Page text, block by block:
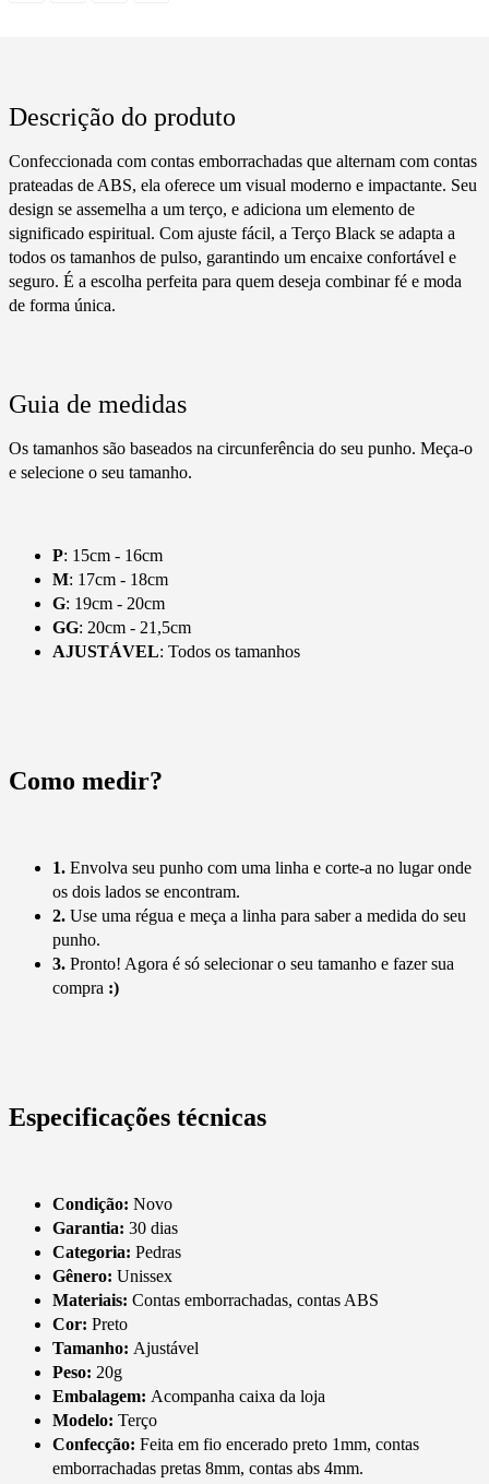
Descrição do produto
Confeccionada com contas emborrachadas que alternam com contas
prateadas de ABS, ela oferece um visual moderno e impactante. Seu
design se assemelha a um terço, e adiciona um elemento de
significado espiritual. Com ajuste fácil, a Terço Black se adapta a
todos os tamanhos de pulso, garantindo um encaixe confortável e
seguro. É a escolha perfeita para quem deseja combinar fé e moda
de forma única.
Guia de medidas
Os tamanhos são baseados na circunferência do seu punho. Meça-o
e selecione o seu tamanho.
P: 15cm - 16cm
M: 17cm - 18cm
G: 19cm - 20cm
GG: 20cm - 21,5cm
AJUSTÁVEL: Todos os tamanhos
Como medir?
1. Envolva seu punho com uma linha e corte-a no lugar onde
os dois lados se encontram.
2. Use uma régua e meça a linha para saber a medida do seu
punho.
3. Pronto! Agora é só selecionar o seu tamanho e fazer sua
compra :)
Especificações técnicas
Condição: Novo
Garantia: 30 dias
Categoria: Pedras
Gênero: Unissex
Materiais: Contas emborrachadas, contas ABS
Cor: Preto
Tamanho: Ajustável
Peso: 20g
Embalagem: Acompanha caixa da loja
Modelo: Terço
Confecção: Feita em fio encerado preto 1mm, contas
emborrachadas pretas 8mm, contas abs 4mm.